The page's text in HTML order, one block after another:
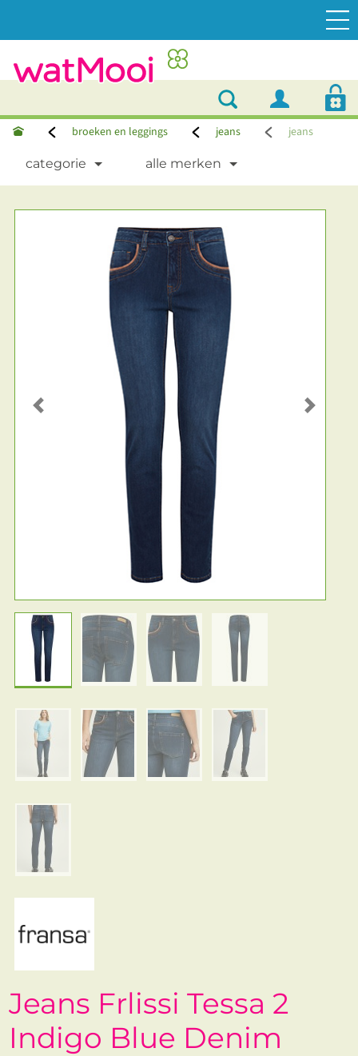
broeken en leggings jeans jeans
categorie alle merken
Previous Next
Jeans Frlissi Tessa 2
Indigo Blue Denim